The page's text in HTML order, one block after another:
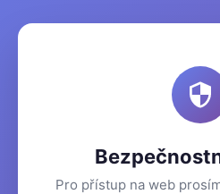
Pro přístup na web